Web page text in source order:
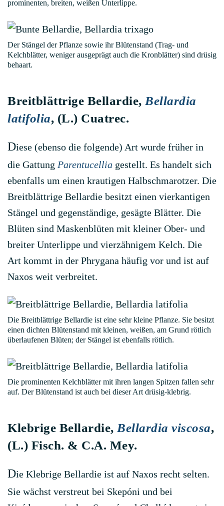
prominenten, breiten, weißen Unterlippe.
Der Stängel der Pflanze sowie ihr Blütenstand (Trag- und
Kelchblätter, weniger ausgeprägt auch die Kronblätter) sind drüsig
behaart.
Breitblättrige Bellardie, Bellardia
latifolia, (L.) Cuatrec.
Diese (ebenso die folgende) Art wurde früher in
die Gattung Parentucellia gestellt. Es handelt sich
ebenfalls um einen krautigen Halbschmarotzer. Die
Breitblättrige Bellardie besitzt einen vierkantigen
Stängel und gegenständige, gesägte Blätter. Die
Blüten sind Maskenblüten mit kleiner Ober- und
breiter Unterlippe und vierzähnigem Kelch. Die
Art kommt in der Phrygana häufig vor und ist auf
Naxos weit verbreitet.
Die Breitblättrige Bellardie ist eine sehr kleine Pflanze. Sie besitzt
einen dichten Blütenstand mit kleinen, weißen, am Grund rötlich
überlaufenen Blüten; der Stängel ist ebenfalls rötlich.
Die prominenten Kelchblätter mit ihren langen Spitzen fallen sehr
auf. Der Blütenstand ist auch bei dieser Art drüsig-klebrig.
Klebrige Bellardie, Bellardia viscosa,
(L.) Fisch. & C.A. Mey.
Die Klebrige Bellardie ist auf Naxos recht selten.
Sie wächst verstreut bei Skepóni und bei